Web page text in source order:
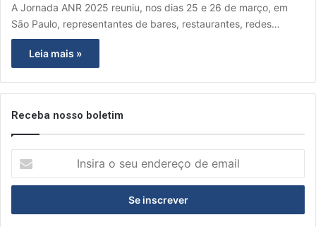
A Jornada ANR 2025 reuniu, nos dias 25 e 26 de março, em
São Paulo, representantes de bares, restaurantes, redes…
Leia mais »
Receba nosso boletim
s
r